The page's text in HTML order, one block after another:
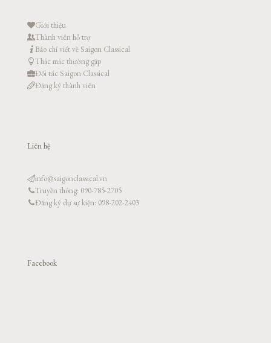
Giới thiệu
Thành viên hỗ trợ
Báo chí viết về Saigon Classical
Thắc mắc thường gặp
Đối tác Saigon Classical
Đăng ký thành viên
Liên hệ
info@saigonclassical.vn
Truyền thông: 090-785-2705
Đăng ký dự sự kiện: 098-202-2403
Facebook